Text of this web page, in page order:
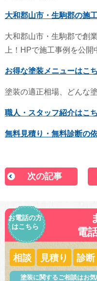
大和郡山市・生駒郡の施
大和郡山市・生駒郡で創
上！HPで施工事例を公開
お得な塗装メニューはこ
塗装の適正相場、どんな
職人・スタッフ紹介はこ
無料見積り・無料診断の
次の記事
お電話の方
はこちら
電
相談 見積り 診断
塗装に関するご相談はお